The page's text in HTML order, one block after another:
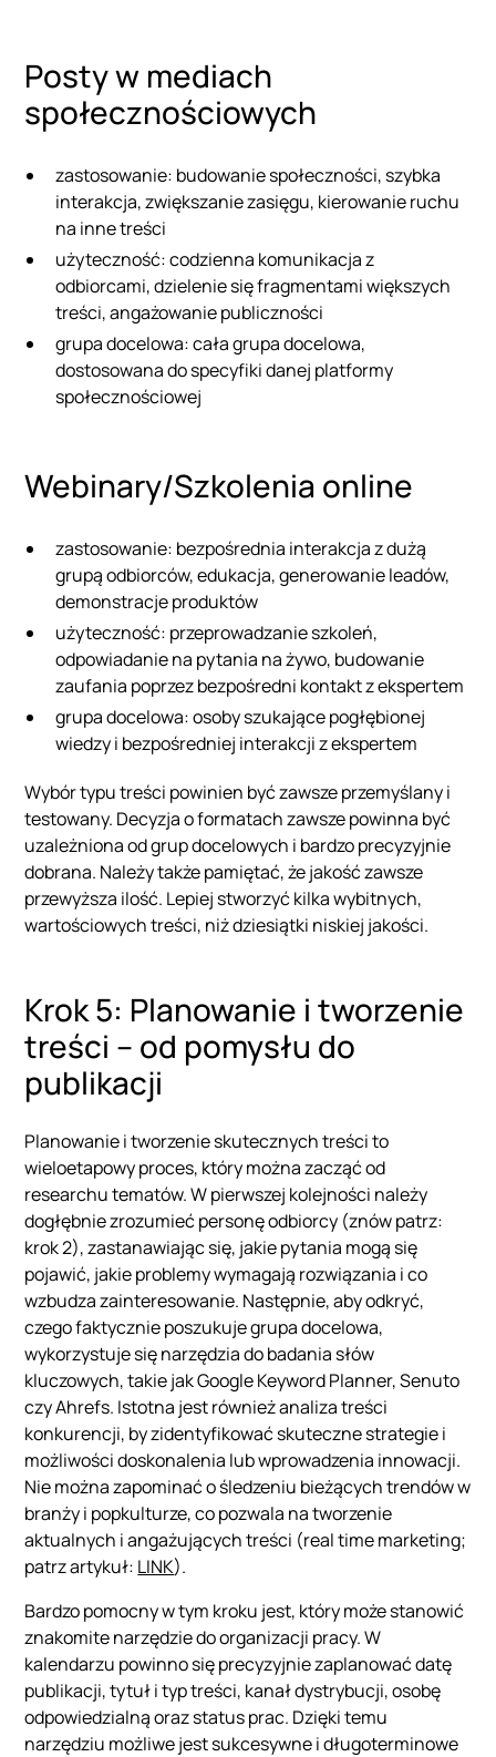
Posty w mediach
społecznościowych
zastosowanie: budowanie społeczności, szybka
interakcja, zwiększanie zasięgu, kierowanie ruchu
na inne treści
użyteczność: codzienna komunikacja z
odbiorcami, dzielenie się fragmentami większych
treści, angażowanie publiczności
grupa docelowa: cała grupa docelowa,
dostosowana do specyfiki danej platformy
społecznościowej
Webinary/Szkolenia online
zastosowanie: bezpośrednia interakcja z dużą
grupą odbiorców, edukacja, generowanie leadów,
demonstracje produktów
użyteczność: przeprowadzanie szkoleń,
odpowiadanie na pytania na żywo, budowanie
zaufania poprzez bezpośredni kontakt z ekspertem
grupa docelowa: osoby szukające pogłębionej
wiedzy i bezpośredniej interakcji z ekspertem
Wybór typu treści powinien być zawsze przemyślany i
testowany. Decyzja o formatach zawsze powinna być
uzależniona od grup docelowych i bardzo precyzyjnie
dobrana. Należy także pamiętać, że jakość zawsze
przewyższa ilość. Lepiej stworzyć kilka wybitnych,
wartościowych treści, niż dziesiątki niskiej jakości.
Krok 5: Planowanie i tworzenie
treści – od pomysłu do
publikacji
Planowanie i tworzenie skutecznych treści to
wieloetapowy proces, który można zacząć od
researchu tematów. W pierwszej kolejności należy
dogłębnie zrozumieć personę odbiorcy (znów patrz:
krok 2), zastanawiając się, jakie pytania mogą się
pojawić, jakie problemy wymagają rozwiązania i co
wzbudza zainteresowanie. Następnie, aby odkryć,
czego faktycznie poszukuje grupa docelowa,
wykorzystuje się narzędzia do badania słów
kluczowych, takie jak Google Keyword Planner, Senuto
czy Ahrefs. Istotna jest również analiza treści
konkurencji, by zidentyfikować skuteczne strategie i
możliwości doskonalenia lub wprowadzenia innowacji.
Nie można zapominać o śledzeniu bieżących trendów w
branży i popkulturze, co pozwala na tworzenie
aktualnych i angażujących treści (real time marketing;
patrz artykuł: LINK).
Bardzo pomocny w tym kroku jest, który może stanowić
znakomite narzędzie do organizacji pracy. W
kalendarzu powinno się precyzyjnie zaplanować datę
publikacji, tytuł i typ treści, kanał dystrybucji, osobę
odpowiedzialną oraz status prac. Dzięki temu
narzędziu możliwe jest sukcesywne i długoterminowe